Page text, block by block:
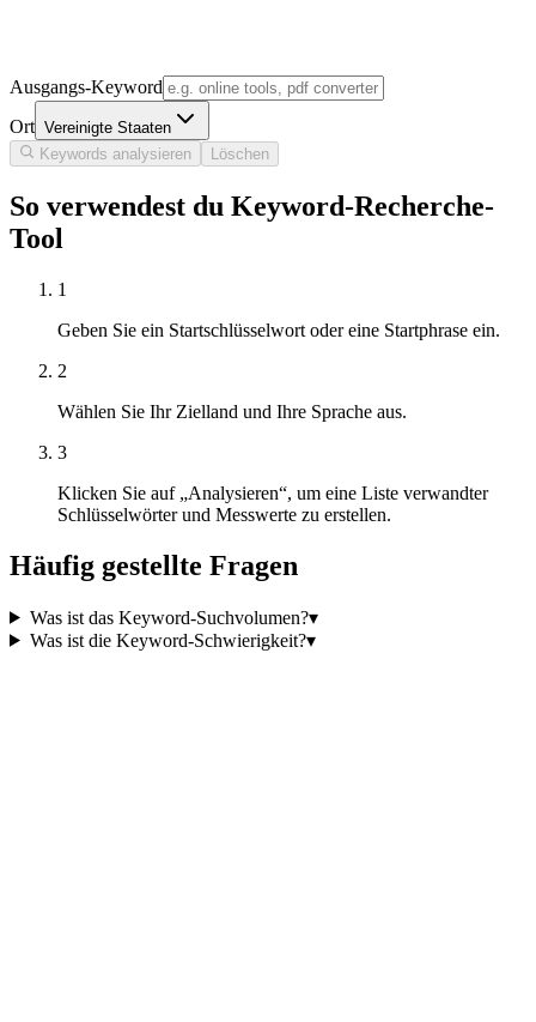
Ausgangs-Keyword
Ort Vereinigte Staaten
Keywords analysieren
Löschen
So verwendest du Keyword-Recherche-
Tool
1
Geben Sie ein Startschlüsselwort oder eine Startphrase ein.
2
Wählen Sie Ihr Zielland und Ihre Sprache aus.
3
Klicken Sie auf „Analysieren“, um eine Liste verwandter
Schlüsselwörter und Messwerte zu erstellen.
Häufig gestellte Fragen
Was ist das Keyword-Suchvolumen?▾
Was ist die Keyword-Schwierigkeit?▾